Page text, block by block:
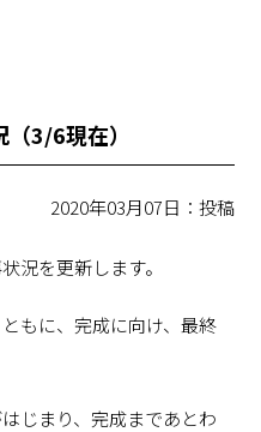
3/6現在）
2020年03月07日：投稿
況を更新します。
もに、完成に向け、最終
じまり、完成まであとわ